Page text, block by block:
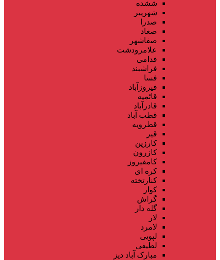
ششده
شهرپیر
صدرا
صغاد
صفاشهر
علامرودشت
فدامی
فراشبند
فسا
فیروزآباد
قائمیه
قادرآباد
قطب آباد
قطرویه
قیر
کارزین
کازرون
کامفیروز
کره ای
کنارتخته
کوار
گراش
گله دار
لار
لامرد
لپویی
لطیفی
مبارک آباد دیز